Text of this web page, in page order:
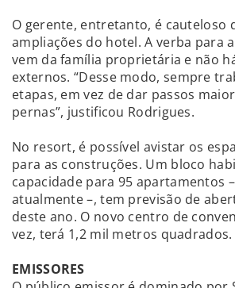
O gerente, entretanto, é cauteloso
ampliações do hotel. A verba para
vem da família proprietária e não
externos. “Desse modo, sempre
etapas, em vez de dar passos
pernas”, justificou Rodrigues.
No resort, é possível avistar os
para as construções. Um bloco
capacidade para 95 apartamentos
atualmente –, tem previsão de
deste ano. O novo centro de
vez, terá 1,2 mil metros quadrados.
EMISSORES